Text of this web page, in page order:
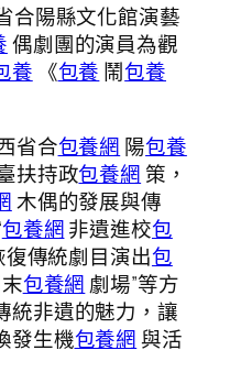
合陽縣文化館演藝
偶劇團的演員為觀
養 《包養 鬧包養
省合包養網 陽包養
扶持政包養網 策，
木偶的發展與傳
包養網非遺進校包
復傳統劇目演出包
包養網劇場”等方
統非遺的魅力，讓
發生機包養網與活